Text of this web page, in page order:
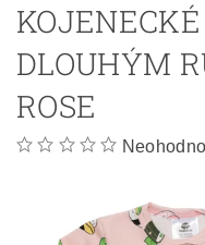
DLOUHÝM
ROSE